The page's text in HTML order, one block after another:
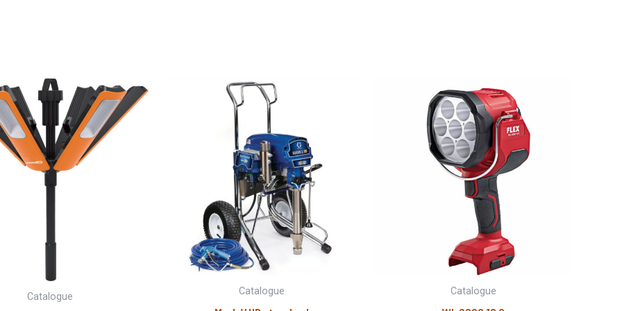
Catalogue Catalogue Catalogue